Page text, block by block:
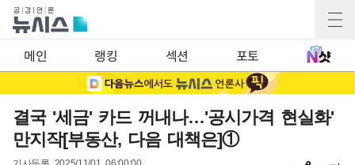
메인 랭킹 섹션 포토
결국 '세금' 카드 꺼내나…'공시가격 현실화'
만지작[부동산, 다음 대책은]①